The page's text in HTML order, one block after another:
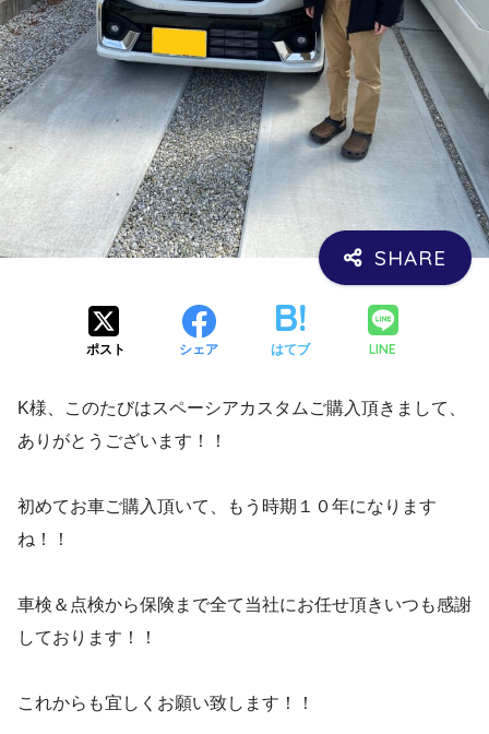
ポスト シェア はてブ LINE
K様、このたびはスペーシアカスタムご購入頂きまして、
ありがとうございます！！
初めてお車ご購入頂いて、もう時期１０年になります
ね！！
車検＆点検から保険まで全て当社にお任せ頂きいつも感謝
しております！！
これからも宜しくお願い致します！！